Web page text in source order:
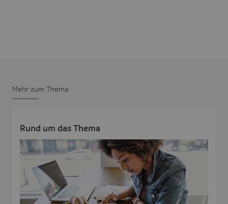
Mehr zum Thema
Rund um das Thema